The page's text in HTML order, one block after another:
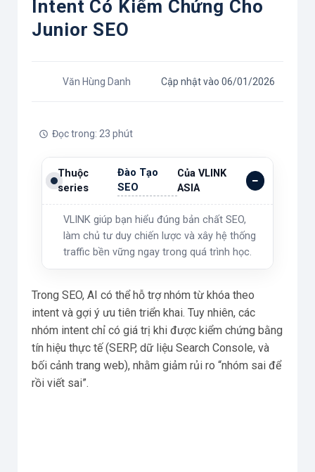
Intent Có Kiểm Chứng Cho
Junior SEO
Văn Hùng Danh Cập nhật vào 06/01/2026
Đọc trong: 23 phút
Thuộc
series
Đào Tạo
SEO
Của VLINK
ASIA
VLINK giúp bạn hiểu đúng bản chất SEO,
làm chủ tư duy chiến lược và xây hệ thống
traffic bền vững ngay trong quá trình học.
Trong SEO, AI có thể hỗ trợ nhóm từ khóa theo
intent và gợi ý ưu tiên triển khai. Tuy nhiên, các
nhóm intent chỉ có giá trị khi được kiểm chứng bằng
tín hiệu thực tế (SERP, dữ liệu Search Console, và
bối cảnh trang web), nhằm giảm rủi ro “nhóm sai để
rồi viết sai”.